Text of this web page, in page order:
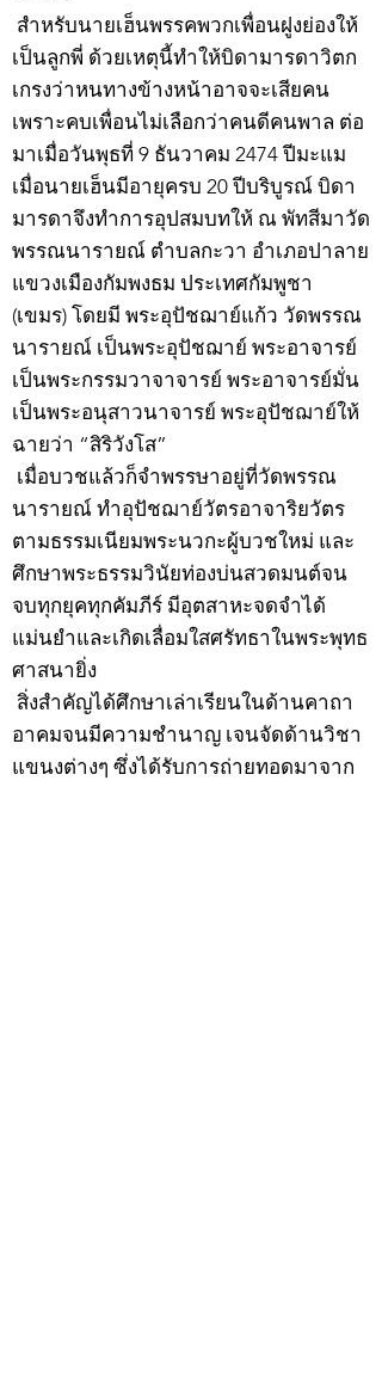
สำหรับนายเฮ็นพรรคพวกเพื่อนฝูงย่องให้
เป็นลูกพี่ ด้วยเหตุนี้ทำให้บิดามารดาวิตก
เกรงว่าหนทางข้างหน้าอาจจะเสียคน
เพราะคบเพื่อนไม่เลือกว่าคนดีคนพาล ต่อ
มาเมื่อวันพุธที่ 9 ธันวาคม 2474 ปีมะแม
เมื่อนายเฮ็นมีอายุครบ 20 ปีบริบูรณ์ บิดา
มารดาจึงทำการอุปสมบทให้ ณ พัทสีมาวัด
พรรณนารายณ์ ตำบลกะวา อำเภอปาลาย
แขวงเมืองกัมพงธม ประเทศกัมพูชา
(เขมร) โดยมี พระอุปัชฌาย์แก้ว วัดพรรณ
นารายณ์ เป็นพระอุปัชฌาย์ พระอาจารย์
เป็นพระกรรมวาจาจารย์ พระอาจารย์มั่น
เป็นพระอนุสาวนาจารย์ พระอุปัชฌาย์ให้
ฉายว่า “สิริวังโส”
เมื่อบวชแล้วก็จำพรรษาอยู่ที่วัดพรรณ
นารายณ์ ทำอุปัชฌาย์วัตรอาจาริยวัตร
ตามธรรมเนียมพระนวกะผู้บวชใหม่ และ
ศึกษาพระธรรมวินัยท่องบ่นสวดมนต์จน
จบทุกยุคทุกคัมภีร์ มีอุตสาหะจดจำได้
แม่นยำและเกิดเลื่อมใสศรัทธาในพระพุทธ
ศาสนายิ่ง
สิ่งสำคัญได้ศึกษาเล่าเรียนในด้านคาถา
อาคมจนมีความชำนาญ เจนจัดด้านวิชา
แขนงต่างๆ ซึ่งได้รับการถ่ายทอดมาจาก